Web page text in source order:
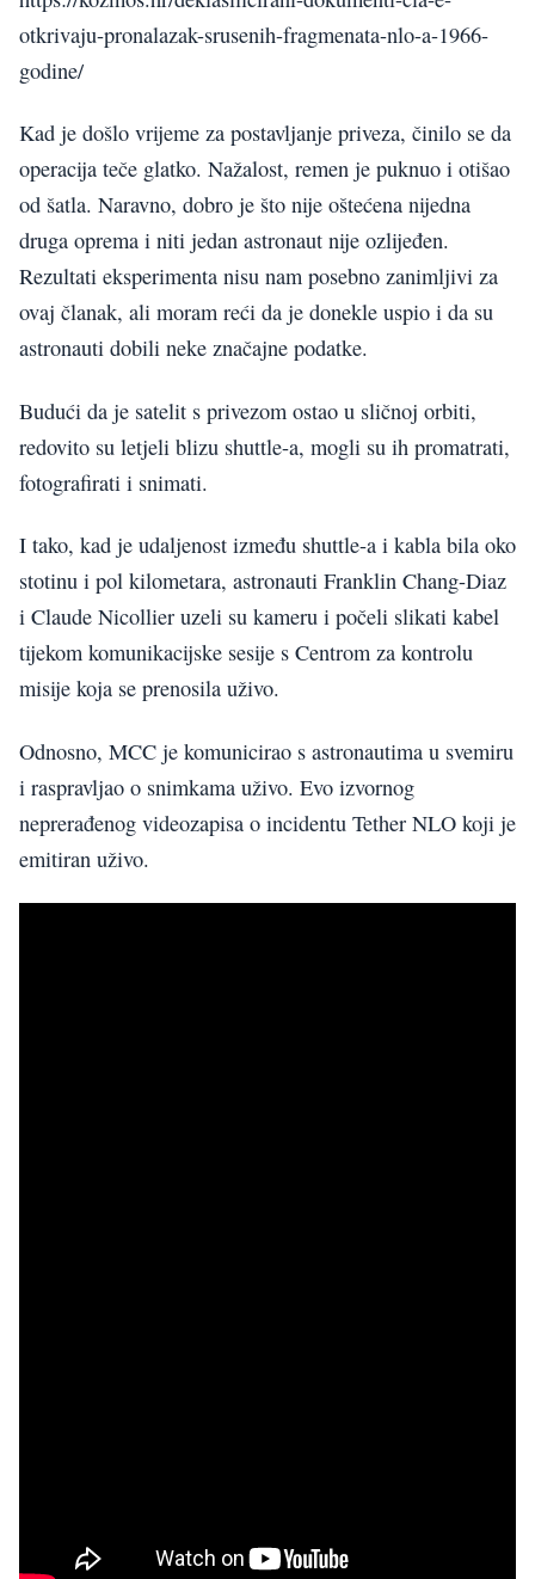
otkrivaju-pronalazak-srusenih-fragmenata-nlo-a-1966-
godine/
Kad je došlo vrijeme za postavljanje priveza, činilo se da
operacija teče glatko. Nažalost, remen je puknuo i otišao
od šatla. Naravno, dobro je što nije oštećena nijedna
druga oprema i niti jedan astronaut nije ozlijeđen.
Rezultati eksperimenta nisu nam posebno zanimljivi za
ovaj članak, ali moram reći da je donekle uspio i da su
astronauti dobili neke značajne podatke.
Budući da je satelit s privezom ostao u sličnoj orbiti,
redovito su letjeli blizu shuttle-a, mogli su ih promatrati,
fotografirati i snimati.
I tako, kad je udaljenost između shuttle-a i kabla bila oko
stotinu i pol kilometara, astronauti Franklin Chang-Diaz
i Claude Nicollier uzeli su kameru i počeli slikati kabel
tijekom komunikacijske sesije s Centrom za kontrolu
misije koja se prenosila uživo.
Odnosno, MCC je komunicirao s astronautima u svemiru
i raspravljao o snimkama uživo. Evo izvornog
neprerađenog videozapisa o incidentu Tether NLO koji je
emitiran uživo.